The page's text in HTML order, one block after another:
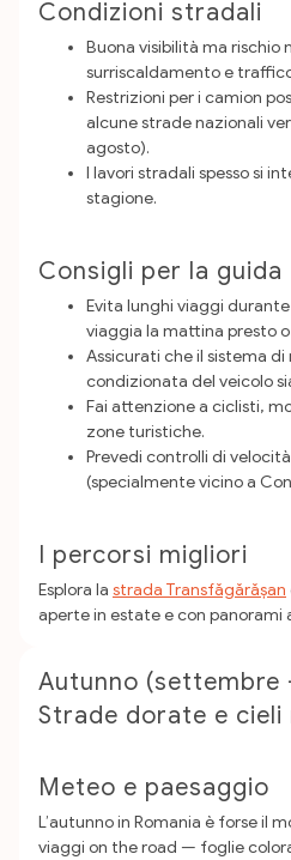
Condizioni stradali
Buona visibilità ma rischio
surriscaldamento e
Restrizioni per i camion
alcune strade nazionali
agosto).
I lavori stradali spesso si
stagione.
Consigli per la guida
Evita lunghi viaggi
viaggia la mattina presto
Assicurati che il sistema
condizionata del veicolo
Fai attenzione a ciclisti,
zone turistiche.
Prevedi controlli di
(specialmente vicino a
I percorsi migliori
Esplora la strada Transfăgărășan
aperte in estate e con panorami
Autunno (settembre
Strade dorate e cieli
Meteo e paesaggio
L’autunno in Romania è forse il
viaggi on the road — foglie